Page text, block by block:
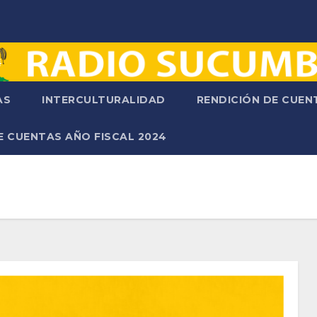
INTERCULTURALIDAD RENDICIÓN DE
CUENTAS AÑO FISCAL 2024